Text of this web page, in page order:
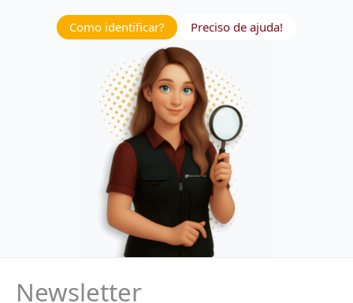
Como identificar? Preciso de ajuda!
Newsletter